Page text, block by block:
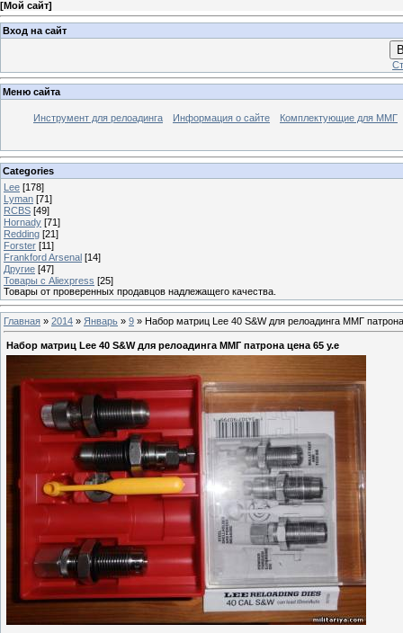
[Мой сайт]
Вход на сайт
Меню сайта
Инструмент для релоадинга Информация о сайте Комплектующие для ММГ
Categories
Lee [178]
Lyman [71]
RCBS [49]
Hornady [71]
Redding [21]
Forster [11]
Frankford Arsenal [14]
Другие [47]
Товары с Aliexpress [25]
Товары от проверенных продавцов надлежащего качества.
Главная » 2014 » Январь » 9 » Набор матриц Lee 40 S&W для релоадинга ММГ
Набор матриц Lee 40 S&W для релоадинга ММГ патрона цена 65 у.е